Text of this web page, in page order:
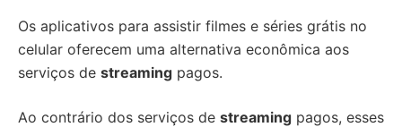
Os aplicativos para assistir filmes e séries grátis no
celular oferecem uma alternativa econômica aos
serviços de streaming pagos.
Ao contrário dos serviços de streaming pagos, esses